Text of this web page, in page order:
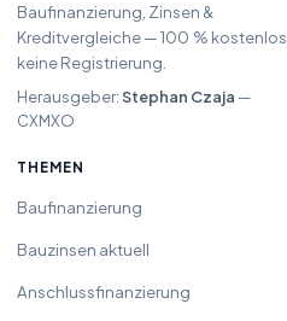
Baufinanzierung, Zinsen &
Kreditvergleiche — 100 % kostenlos,
keine Registrierung.
Herausgeber:Stephan Czaja —
CXMXO
THEMEN
Baufinanzierung
Bauzinsen aktuell
Anschlussfinanzierung